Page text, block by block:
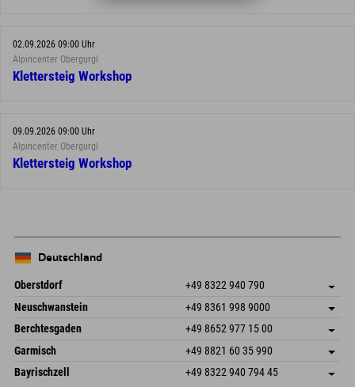
02.09.2026 09:00 Uhr
Alpincenter Obergurgl
Klettersteig Workshop
09.09.2026 09:00 Uhr
Alpincenter Obergurgl
Klettersteig Workshop
Deutschland
Oberstdorf +49 8322 940 790
An der Breitach 3
87538 Fischen I. Allgäu
Deutschland
Adresse speichern
Anreiseinfos
Buchen
Neuschwanstein +49 8361 998 9000
An der Riese 45
87484 Nesselwang im Allgäu
Deutschland
Adresse speichern
Buchen
Berchtesgaden +49 8652 977 15 00
Hofreitstr. 7
83471 Schönau am Königssee
Deutschland
Adresse speichern
Anreiseinfos
Buchen
Garmisch +49 8821 60 35 990
Frickenstraße 22
82490 Farchant
Adresse speichern
Bayrischzell +49 8322 940 794 45